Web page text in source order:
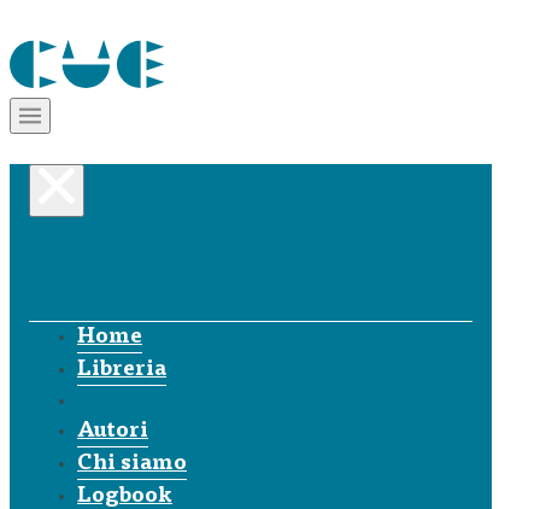
Home
Libreria
Autori
Chi siamo
Logbook